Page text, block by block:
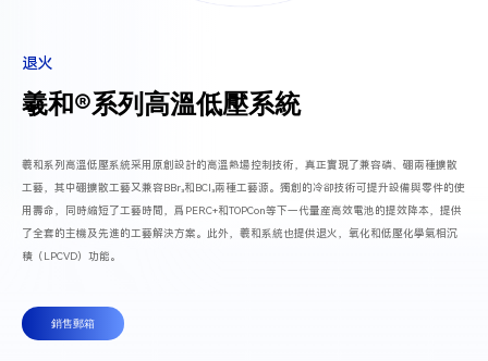
退火
羲和®系列高溫低壓系統
羲和系列高溫低壓系統采用原創設計的高溫熱場控制技術，真正實現了兼容磷、硼兩種擴散
工藝，其中硼擴散工藝又兼容BBr₃和BCl₃兩種工藝源。獨創的冷卻技術可提升設備與零件的使
用壽命，同時縮短了工藝時間，爲PERC+和TOPCon等下一代量産高效電池的提效降本，提供
了全套的主機及先進的工藝解決方案。此外，羲和系統也提供退火，氧化和低壓化學氣相沉
積（LPCVD）功能。
銷售郵箱